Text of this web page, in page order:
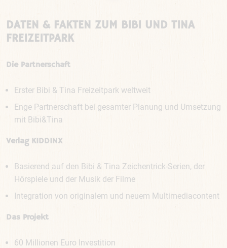
DATEN & FAKTEN ZUM BIBI UND TINA
FREIZEITPARK
Die Partnerschaft
Erster Bibi & Tina Freizeitpark weltweit
Enge Partnerschaft bei gesamter Planung und Umsetzung
mit Bibi&Tina
Verlag KIDDINX
Basierend auf den Bibi & Tina Zeichentrick-Serien, der
Hörspiele und der Musik der Filme
Integration von originalem und neuem Multimediacontent
Das Projekt
60 Millionen Euro Investition